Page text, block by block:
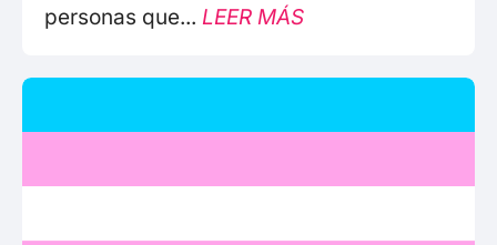
personas que... LEER MÁS